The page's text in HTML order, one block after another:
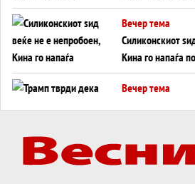
американска
Вечер тема
Силиконскиот
Кина го напаѓа
монопол на
Вечер тема
Вечер тема
ДЛАБОКО УДОЛУ: